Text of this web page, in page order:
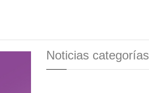
Noticias categorías